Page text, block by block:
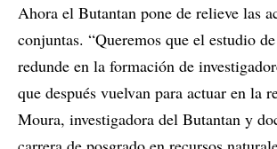
Ahora el Butantan pone de relieve las
conjuntas. “Queremos que el estudio
redunde en la formación de
que después vuelvan para actuar en la
Moura, investigadora del Butantan y